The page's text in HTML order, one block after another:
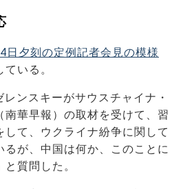
日夕刻の定例記者会見の模様
いる。
ンスキーがサウスチャイナ・
南華早報）の取材を受けて、習
て、ウクライナ紛争に関して
るが、中国は何か、このことに
質問した。